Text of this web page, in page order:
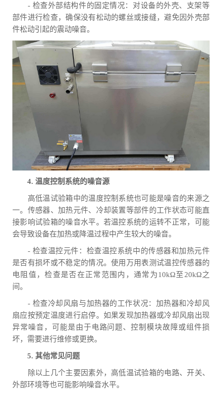
- 检查外部结构件的固定情况：对设备的外壳、支架等
部件进行检查，确保没有松动的螺丝或接缝，避免因外壳部
件松动引起的震动噪音。
4. 温度控制系统的噪音源
高低温试验箱中的温度控制系统也可能是噪音的来源之
一。传感器、加热元件、冷却装置等部件的工作状态可能直
接影响试验箱的噪音水平。若温控系统的运转不正常，可能
会导致设备在加热或降温过程中产生较大的噪音。
- 检查温控元件：检查温控系统中的传感器和加热元件
是否有损坏或不稳定的情况。使用万用表测试温控传感器的
电阻值，检查是否在正常范围内，通常为10kΩ至20kΩ之
间。
- 检查冷却风扇与加热器的工作状况：加热器和冷却风
扇应按预定温度进行启停。如果发现加热器或冷却风扇出现
异常噪音，可能是由于电路问题、控制模块故障或组件损
坏，需要进行维修或更换。
5. 其他常见问题
除以上几个主要因素外，高低温试验箱的电路、开关、
外部环境等也可能影响噪音水平。